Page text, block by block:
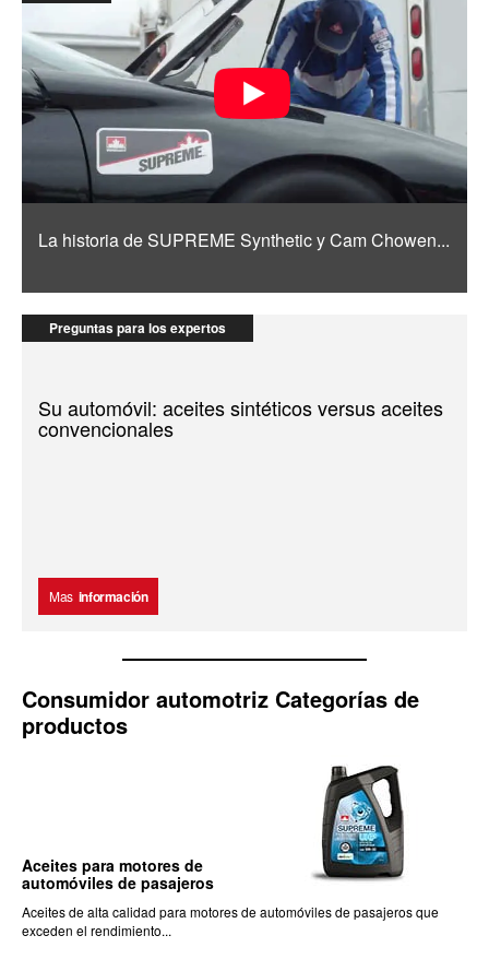
La historia de SUPREME Synthetic y Cam Chowen...
Preguntas para los expertos
Su automóvil: aceites sintéticos versus aceites
convencionales
Mas información
Consumidor automotriz Categorías de
productos
Aceites para motores de
automóviles de pasajeros
Aceites de alta calidad para motores de automóviles de pasajeros que
exceden el rendimiento...